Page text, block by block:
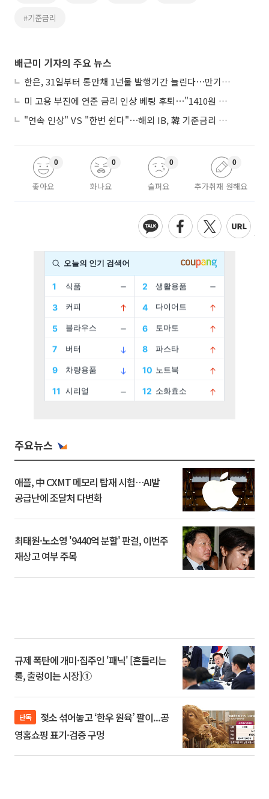
#기준금리
배근미 기자의 주요 뉴스
한은, 31일부터 통안채 1년물 발행기간 늘린다⋯만기별 지표종목도 도입
미 고용 부진에 연준 금리 인상 베팅 후퇴⋯"1410원 밑돌 듯"
"연속 인상" VS "한번 쉰다"⋯해외 IB, 韓 기준금리 두고 '견해 차' 팽팽
좋아요
0
화나요
0
슬퍼요
0
추가취재 원해요
0
주요뉴스
애플, 中 CXMT 메모리 탑재 시험…AI발
공급난에 조달처 다변화
최태원·노소영 '9440억 분할' 판결, 이번주
재상고 여부 주목
규제 폭탄에 개미·집주인 '패닉' [흔들리는
룰, 출렁이는 시장]①
단독
영홈쇼핑 표기·검증 구멍